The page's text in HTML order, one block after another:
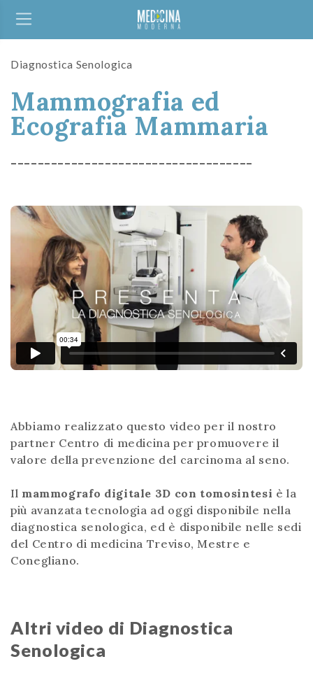
Diagnostica Senologica
Mammografia ed
Ecografia Mammaria
------------------------------------
Abbiamo realizzato questo video per il nostro
partner Centro di medicina per promuovere il
valore della prevenzione del carcinoma al seno.
Il mammografo digitale 3D con tomosintesi è la
più avanzata tecnologia ad oggi disponibile nella
diagnostica senologica, ed è disponibile nelle sedi
del Centro di medicina Treviso, Mestre e
Conegliano.
Altri video di Diagnostica
Senologica